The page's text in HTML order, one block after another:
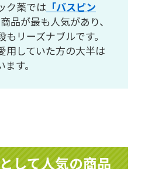
ク薬では「バスピン
品が最も人気があり、
リーズナブルです。
用していた方の大半は
す。
して人気の商品